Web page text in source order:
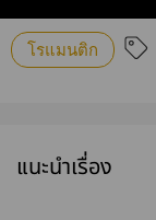
โรแมนติก
แนะนำเรื่อง